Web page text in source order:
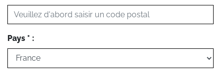
Pays * :